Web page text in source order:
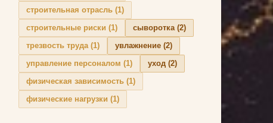
строительная отрасль (1)
строительные риски (1) сыворотка(2)
трезвость труда(1) увлажнение (2)
управление персоналом (1) уход (2)
физическая зависимость (1)
физические нагрузки (1)